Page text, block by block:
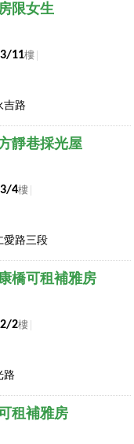
限女生
3/11樓
吉路
靜巷採光屋
3/4樓
愛路三段
橋可租補雅房
2/2樓
路
租補雅房